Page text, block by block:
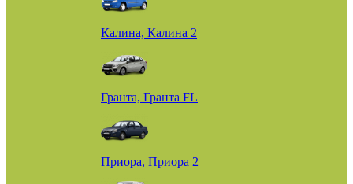
Калина, Калина 2
Гранта, Гранта FL
Приора, Приора 2